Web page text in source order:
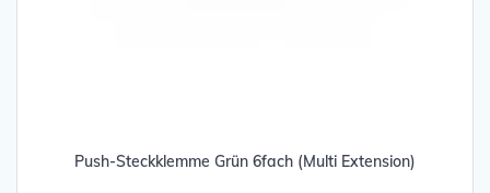
Push-Steckklemme Grün 6fach (Multi Extension)